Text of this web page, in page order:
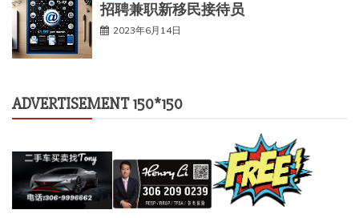
招聘兼职新移民接待员
2023年6月14日
ADVERTISEMENT 150*150